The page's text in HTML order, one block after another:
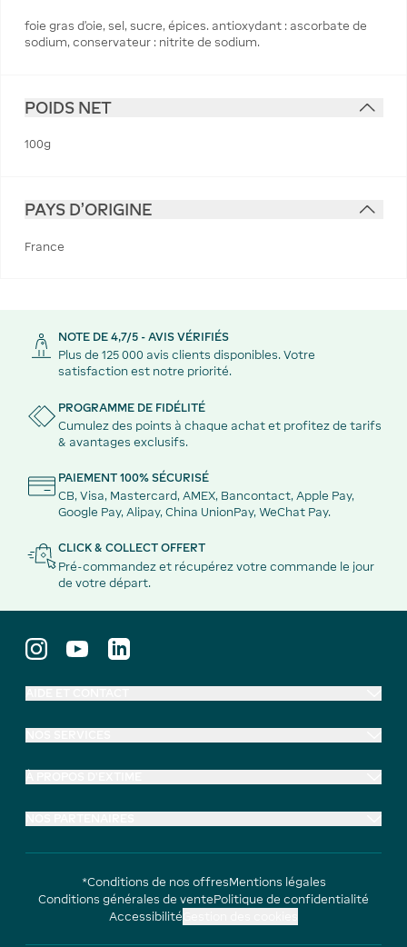
foie gras d'oie, sel, sucre, épices. antioxydant : ascorbate de
sodium, conservateur : nitrite de sodium.
POIDS NET
100g
PAYS D'ORIGINE
France
NOTE DE 4,7/5 - AVIS VÉRIFIÉS
Plus de 125 000 avis clients disponibles. Votre
satisfaction est notre priorité.
PROGRAMME DE FIDÉLITÉ
Cumulez des points à chaque achat et profitez de tarifs
& avantages exclusifs.
PAIEMENT 100% SÉCURISÉ
CB, Visa, Mastercard, AMEX, Bancontact, Apple Pay,
Google Pay, Alipay, China UnionPay, WeChat Pay.
CLICK & COLLECT OFFERT
Pré-commandez et récupérez votre commande le jour
de votre départ.
*Conditions de nos offresMentions légales
Conditions générales de ventePolitique de confidentialité
Accessibilité